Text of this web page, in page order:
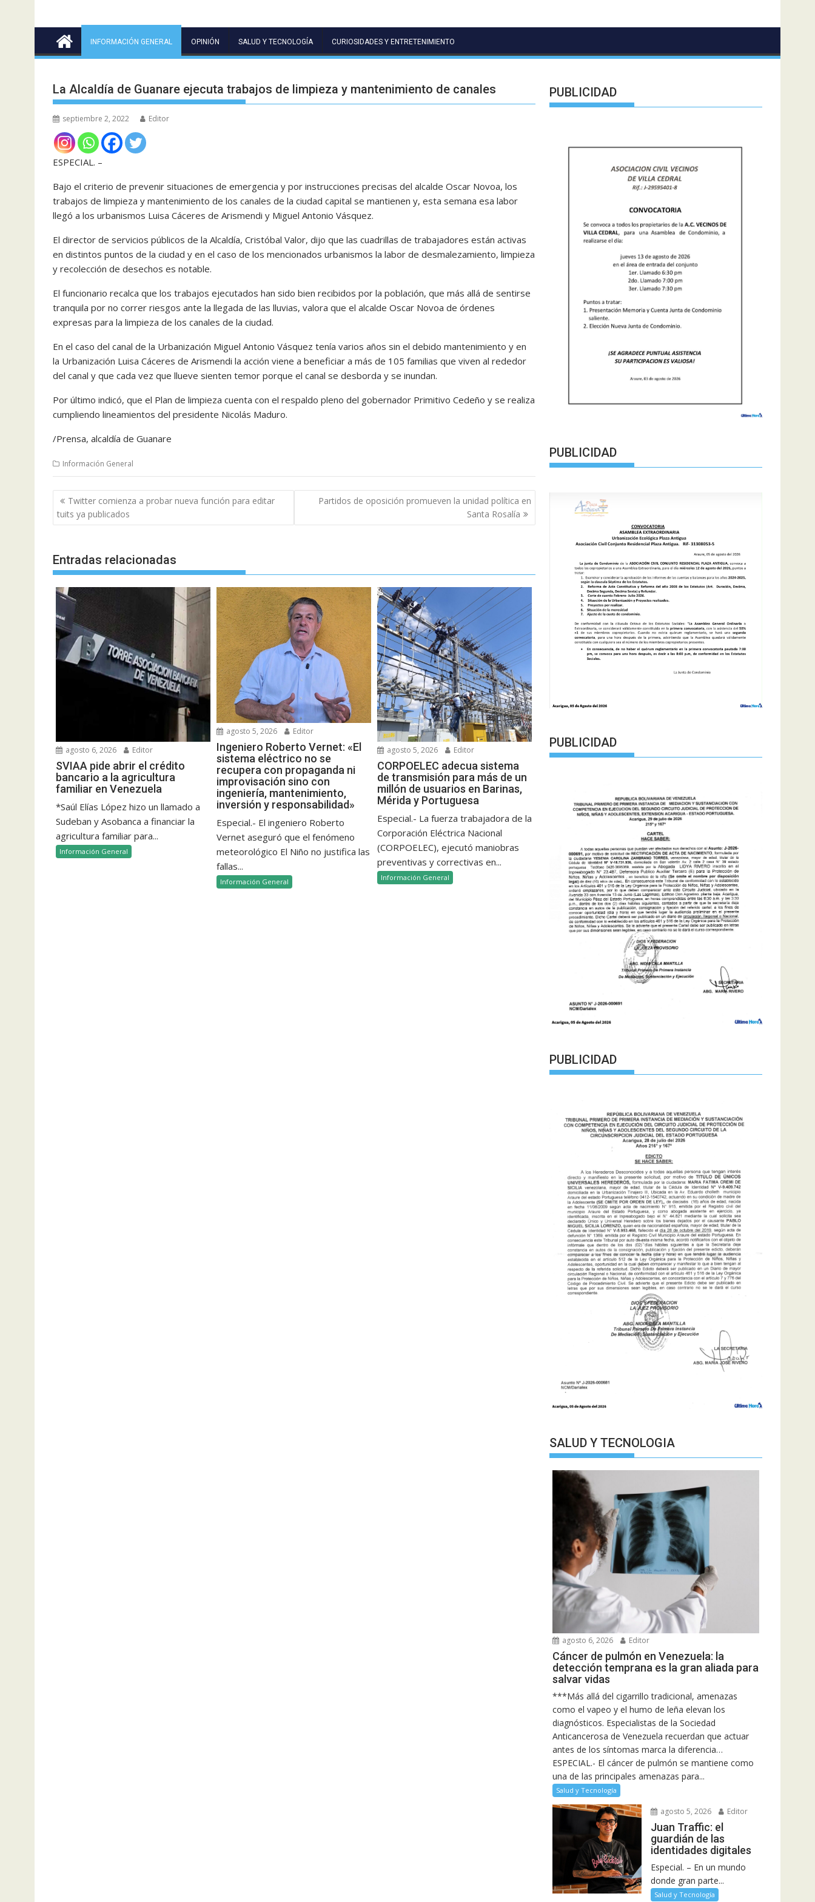
INFORMACIÓN GENERAL OPINIÓN SALUD Y TECNOLOGÍA CURIOSIDADES Y ENTRETENIMIENTO
La Alcaldía de Guanare ejecuta trabajos de limpieza y mantenimiento de canales
septiembre 2, 2022 Editor
ESPECIAL. –
Bajo el criterio de prevenir situaciones de emergencia y por instrucciones precisas del alcalde Oscar Novoa, los
trabajos de limpieza y mantenimiento de los canales de la ciudad capital se mantienen y, esta semana esa labor
llegó a los urbanismos Luisa Cáceres de Arismendi y Miguel Antonio Vásquez.
El director de servicios públicos de la Alcaldía, Cristóbal Valor, dijo que las cuadrillas de trabajadores están activas
en distintos puntos de la ciudad y en el caso de los mencionados urbanismos la labor de desmalezamiento, limpieza
y recolección de desechos es notable.
El funcionario recalca que los trabajos ejecutados han sido bien recibidos por la población, que más allá de sentirse
tranquila por no correr riesgos ante la llegada de las lluvias, valora que el alcalde Oscar Novoa de órdenes
expresas para la limpieza de los canales de la ciudad.
En el caso del canal de la Urbanización Miguel Antonio Vásquez tenía varios años sin el debido mantenimiento y en
la Urbanización Luisa Cáceres de Arismendi la acción viene a beneficiar a más de 105 familias que viven al rededor
del canal y que cada vez que llueve sienten temor porque el canal se desborda y se inundan.
Por último indicó, que el Plan de limpieza cuenta con el respaldo pleno del gobernador Primitivo Cedeño y se realiza
cumpliendo lineamientos del presidente Nicolás Maduro.
/Prensa, alcaldía de Guanare
Información General
Navegación
de
entradas
Twitter comienza a probar nueva función para editar
tuits ya publicados
Partidos de oposición promueven la unidad política en
Santa Rosalía
Entradas relacionadas
agosto 6, 2026 Editor
SVIAA pide abrir el crédito
bancario a la agricultura
familiar en Venezuela
*Saúl Elías López hizo un llamado a
Sudeban y Asobanca a financiar la
agricultura familiar para...
Información General
agosto 5, 2026 Editor
Ingeniero Roberto Vernet: «El
sistema eléctrico no se
recupera con propaganda ni
improvisación sino con
ingeniería, mantenimiento,
inversión y responsabilidad»
Especial.- El ingeniero Roberto
Vernet aseguró que el fenómeno
meteorológico El Niño no justifica las
fallas...
Información General
agosto 5, 2026 Editor
CORPOELEC adecua sistema
de transmisión para más de un
millón de usuarios en Barinas,
Mérida y Portuguesa
Especial.- La fuerza trabajadora de la
Corporación Eléctrica Nacional
(CORPOELEC), ejecutó maniobras
preventivas y correctivas en...
Información General
PUBLICIDAD
PUBLICIDAD
PUBLICIDAD
PUBLICIDAD
SALUD Y TECNOLOGIA
agosto 6, 2026 Editor
Cáncer de pulmón en Venezuela: la
detección temprana es la gran aliada para
salvar vidas
***Más allá del cigarrillo tradicional, amenazas
como el vapeo y el humo de leña elevan los
diagnósticos. Especialistas de la Sociedad
Anticancerosa de Venezuela recuerdan que actuar
antes de los síntomas marca la diferencia…
ESPECIAL.- El cáncer de pulmón se mantiene como
una de las principales amenazas para...
Salud y Tecnología
agosto 5, 2026 Editor
Juan Traffic: el
guardián de las
identidades digitales
Especial. – En un mundo
donde gran parte...
Salud y Tecnología